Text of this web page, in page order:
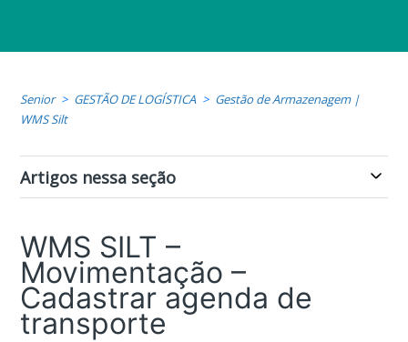
Senior GESTÃO DE LOGÍSTICA
Gestão de Armazenagem |
WMS Silt
Artigos nessa seção
WMS SILT –
Movimentação –
Cadastrar agenda de
transporte